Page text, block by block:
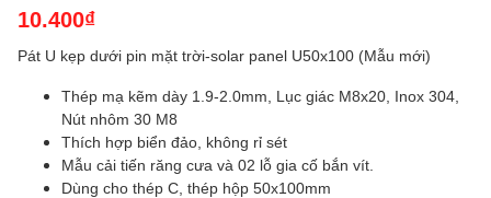
10.400₫
Pát U kẹp dưới pin mặt trời-solar panel U50x100 (Mẫu mới)
Thép mạ kẽm dày 1.9-2.0mm, Lục giác M8x20, Inox 304,
Nút nhôm 30 M8
Thích hợp biển đảo, không rỉ sét
Mẫu cải tiến răng cưa và 02 lỗ gia cố bắn vít.
Dùng cho thép C, thép hộp 50x100mm